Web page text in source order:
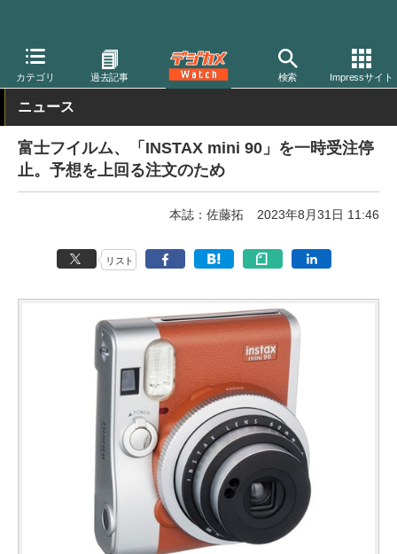
カテゴリ 過去記事 検索 Impressサイト
デジカメ Watch フィルム関連 フィルムカメラ 富士フイルム
ニュース
富士フイルム、「INSTAX mini 90」を一時受注停
止。予想を上回る注文のため
本誌：佐藤拓 2023年8月31日 11:46
リスト